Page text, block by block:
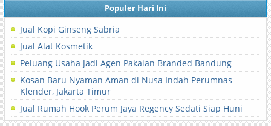
Populer Hari Ini
Jual Kopi Ginseng Sabria
Jual Alat Kosmetik
Peluang Usaha Jadi Agen Pakaian Branded Bandung
Kosan Baru Nyaman Aman di Nusa Indah Perumnas
Klender, Jakarta Timur
Jual Rumah Hook Perum Jaya Regency Sedati Siap Huni